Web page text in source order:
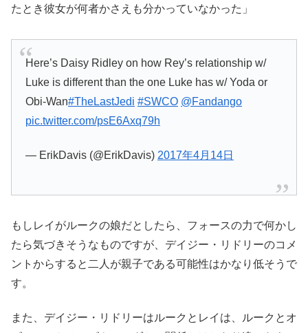
たとき彼女が何者かさえも分かっていなかった」
Here’s Daisy Ridley on how Rey’s relationship w/
Luke is different than the one Luke has w/ Yoda or
Obi-Wan#TheLastJedi #SWCO @Fandango
pic.twitter.com/psE6Axq79h
— ErikDavis (@ErikDavis) 2017年4月14日
もしレイがルークの娘だとしたら、フォースの力で何かし
たら気づきそうなものですが、デイジー・リドリーのコメ
ントからすると二人が親子である可能性はかなり低そうで
す。
また、デイジー・リドリーはルークとレイは、ルークとオ